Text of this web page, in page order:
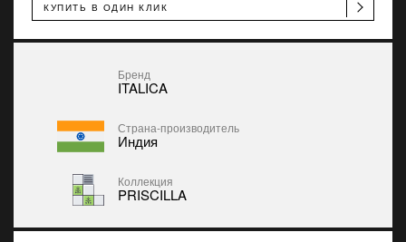
КУПИТЬ В ОДИН КЛИК
Бренд
ITALICA
Страна-производитель
Индия
Коллекция
PRISCILLA